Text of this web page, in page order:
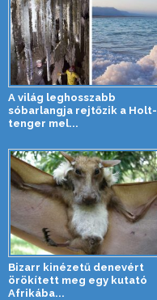
A világ leghosszabb
sóbarlangja rejtőzik a Holt-
tenger mel...
Bizarr kinézetű denevért
örökített meg egy kutató
Afrikába...